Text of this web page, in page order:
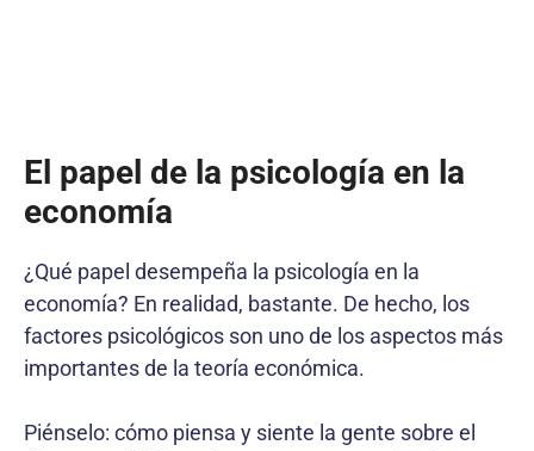
El papel de la psicología en la
economía
¿Qué papel desempeña la psicología en la
economía? En realidad, bastante. De hecho, los
factores psicológicos son uno de los aspectos más
importantes de la teoría económica.
Piénselo: cómo piensa y siente la gente sobre el